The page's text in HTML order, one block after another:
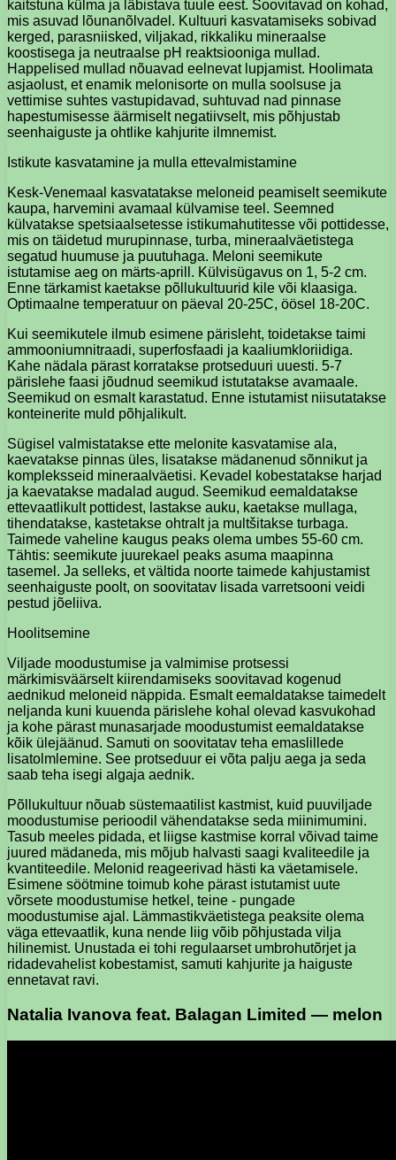
kaitstuna külma ja läbistava tuule eest. Soovitavad on kohad,
mis asuvad lõunanõlvadel. Kultuuri kasvatamiseks sobivad
kerged, parasniisked, viljakad, rikkaliku mineraalse
koostisega ja neutraalse pH reaktsiooniga mullad.
Happelised mullad nõuavad eelnevat lupjamist. Hoolimata
asjaolust, et enamik melonisorte on mulla soolsuse ja
vettimise suhtes vastupidavad, suhtuvad nad pinnase
hapestumisesse äärmiselt negatiivselt, mis põhjustab
seenhaiguste ja ohtlike kahjurite ilmnemist.
Istikute kasvatamine ja mulla ettevalmistamine
Kesk-Venemaal kasvatatakse meloneid peamiselt seemikute
kaupa, harvemini avamaal külvamise teel. Seemned
külvatakse spetsiaalsetesse istikumahutitesse või pottidesse,
mis on täidetud murupinnase, turba, mineraalväetistega
segatud huumuse ja puutuhaga. Meloni seemikute
istutamise aeg on märts-aprill. Külvisügavus on 1, 5-2 cm.
Enne tärkamist kaetakse põllukultuurid kile või klaasiga.
Optimaalne temperatuur on päeval 20-25C, öösel 18-20C.
Kui seemikutele ilmub esimene pärisleht, toidetakse taimi
ammooniumnitraadi, superfosfaadi ja kaaliumkloriidiga.
Kahe nädala pärast korratakse protseduuri uuesti. 5-7
pärislehe faasi jõudnud seemikud istutatakse avamaale.
Seemikud on esmalt karastatud. Enne istutamist niisutatakse
konteinerite muld põhjalikult.
Sügisel valmistatakse ette melonite kasvatamise ala,
kaevatakse pinnas üles, lisatakse mädanenud sõnnikut ja
kompleksseid mineraalväetisi. Kevadel kobestatakse harjad
ja kaevatakse madalad augud. Seemikud eemaldatakse
ettevaatlikult pottidest, lastakse auku, kaetakse mullaga,
tihendatakse, kastetakse ohtralt ja multšitakse turbaga.
Taimede vaheline kaugus peaks olema umbes 55-60 cm.
Tähtis: seemikute juurekael peaks asuma maapinna
tasemel. Ja selleks, et vältida noorte taimede kahjustamist
seenhaiguste poolt, on soovitatav lisada varretsooni veidi
pestud jõeliiva.
Hoolitsemine
Viljade moodustumise ja valmimise protsessi
märkimisväärselt kiirendamiseks soovitavad kogenud
aednikud meloneid näppida. Esmalt eemaldatakse taimedelt
neljanda kuni kuuenda pärislehe kohal olevad kasvukohad
ja kohe pärast munasarjade moodustumist eemaldatakse
kõik ülejäänud. Samuti on soovitatav teha emaslillede
lisatolmlemine. See protseduur ei võta palju aega ja seda
saab teha isegi algaja aednik.
Põllukultuur nõuab süstemaatilist kastmist, kuid puuviljade
moodustumise perioodil vähendatakse seda miinimumini.
Tasub meeles pidada, et liigse kastmise korral võivad taime
juured mädaneda, mis mõjub halvasti saagi kvaliteedile ja
kvantiteedile. Melonid reageerivad hästi ka väetamisele.
Esimene söötmine toimub kohe pärast istutamist uute
võrsete moodustumise hetkel, teine ​​- pungade
moodustumise ajal. Lämmastikväetistega peaksite olema
väga ettevaatlik, kuna nende liig võib põhjustada vilja
hilinemist. Unustada ei tohi regulaarset umbrohutõrjet ja
ridadevahelist kobestamist, samuti kahjurite ja haiguste
ennetavat ravi.
Natalia Ivanova feat. Balagan Limited — melon